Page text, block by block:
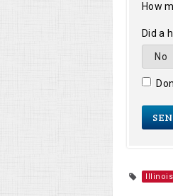
How
Did a
Illinois